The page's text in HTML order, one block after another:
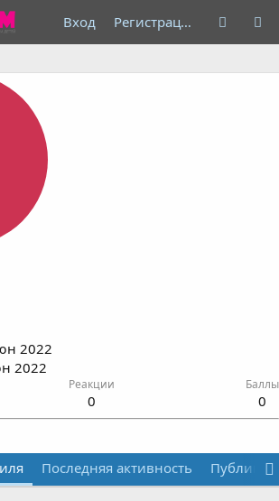
Вход Регистрация
2022
2022
Реакции
0
Баллы
0
Последняя активность